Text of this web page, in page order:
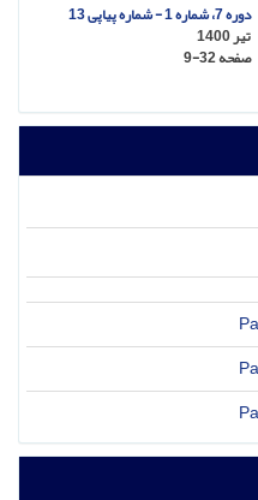
دوره 7، شماره 1 - شماره پیاپی 13
تیر 1400
صفحه9-32